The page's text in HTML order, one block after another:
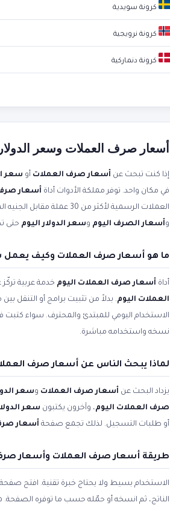
كرونة سويدية
كرونة نرويجية
كرونة دنماركية
أسعار صرف العملات وسعر الدولار
إذا كنت تبحث عن أسعار صرف العملات أو سعر
في مكان واحد. توفر مملكة الأدوات أداة أسعار صرف
العملات الرسمية لأكثر من 30 عملة مقابل الجنيه المصري. محدثة لحظياً من مصادر موثوقة. ستجد أيضاً شرحاً عملياً مرتبطاً بعبارات مثل
وأسعار الصرف اليوم وسعر الدولار اليوم حتى
ما هو أسعار صرف العملات وكيف يعمل
أداة أسعار صرف العملات اليوم خدمة عربية تركّز
العملات اليوم. بدلاً من تثبيت برامج أو التنقل
الاستخدام اليومي للمبتدئ والمحترف. سواء كتبت
نسخه واستخدامه مباشرة.
لماذا يبحث الناس عن أسعار صرف
يزداد البحث عن أسعار صرف العملات وسعر
صرف العملات اليوم، وآخرون يكتبون سعر
أو طلبات التسجيل. لذلك تجمع صفحة أسعار
طريقة أسعار صرف العملات وأسعار
الاستخدام بسيط ولا يحتاج خبرة تقنية. افتح صفحة
الناتج، ثم انسخه أو حمّله حسب ما توفره